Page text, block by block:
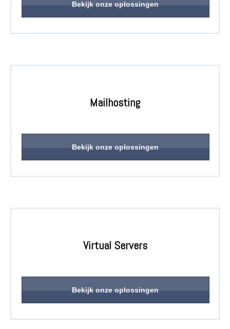
Producten op maat van uw behoefte!
En meer ...
Bekijk onze oplossingen
Mailhosting
Bekijk onze oplossingen
Virtual Servers
Bekijk onze oplossingen